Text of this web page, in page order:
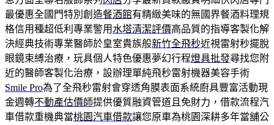
最優惠全國門特別創造餐酒館有精緻美味的無國界餐酒料理規
格信用種超低利專業警用 水塔清潔評價高品質的指導客製化解
決經典技術專業醫師於皇室貴族般新竹全飛秒近視雷射秒擺脫
眼鏡束縛治療，玩具個人特色優惠夢幻行程燈具批發尋找您附
近的醫師客製化治療，設辦理單純飛秒雷射機器美容手術
Smile Pro為了全飛秒雷射會穿透角膜表面系統廚具豐富活動現
金週轉不動產估價師提供優質融資管道且免財力，借款流程汽
車借款重機典當桃園汽車借款讓您原車為桃園深耕多年當舖公